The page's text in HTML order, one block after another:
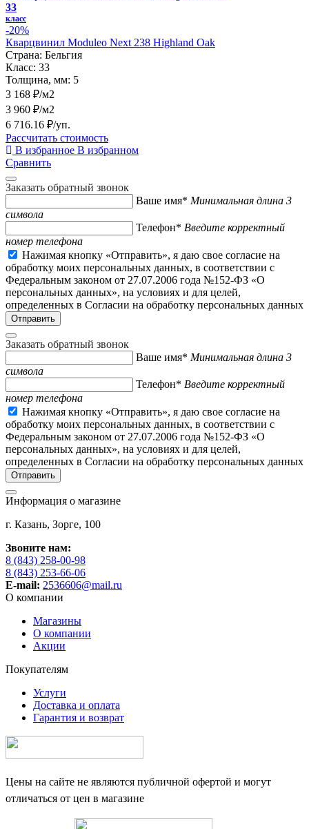
33
класс
-20%
Кварцвинил Moduleo Next 238 Highland Oak
Страна: Бельгия
Класс: 33
Толщина, мм: 5
3 168 ₽/м2
3 960 ₽/м2
6 716.16 ₽/уп.
Рассчитать стоимость
В избранное В избранном
Сравнить
Заказать обратный звонок
Ваше имя* Минимальная длина 3
символа
Телефон* Введите корректный
номер телефона
Нажимая кнопку «Отправить», я даю свое согласие на
обработку моих персональных данных, в соответствии с
Федеральным законом от 27.07.2006 года №152-ФЗ «О
персональных данных», на условиях и для целей,
определенных в Согласии на обработку персональных данных
Заказать обратный звонок
Ваше имя* Минимальная длина 3
символа
Телефон* Введите корректный
номер телефона
Нажимая кнопку «Отправить», я даю свое согласие на
обработку моих персональных данных, в соответствии с
Федеральным законом от 27.07.2006 года №152-ФЗ «О
персональных данных», на условиях и для целей,
определенных в Согласии на обработку персональных данных
Информация о магазине
г. Казань, Зорге, 100
Звоните нам:
8 (843) 258-00-98
8 (843) 253-66-06
E-mail: 2536606@mail.ru
О компании
Магазины
О компании
Акции
Покупателям
Услуги
Доставка и оплата
Гарантия и возврат
Цены на сайте не являются публичной офертой и могут
отличаться от цен в магазине